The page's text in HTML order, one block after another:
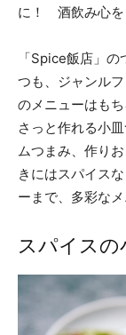
に！ 酒飲み心を
「Spice飯店」
つも、ジャンル
のメニューはも
さっと作れる小
ムつまみ、作り
きにはスパイス
ーまで、多彩な
スパイスの